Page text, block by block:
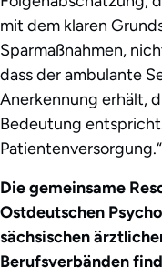
mit dem klaren
Sparmaßnahmen,
dass der ambulante
Anerkennung erhält,
Bedeutung
Patientenversorgung.“
Die gemeinsame
Ostdeutschen
sächsischen
Berufsverbänden